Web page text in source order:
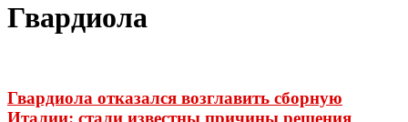
Гвардиола
Гвардиола отказался возглавить сборную
Италии: стали известны причины решения